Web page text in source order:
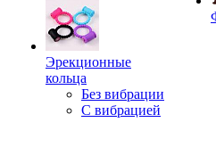
Эрекционные
кольца
Без вибрации
С вибрацией